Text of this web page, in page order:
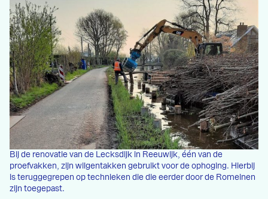
Bij de renovatie van de Lecksdijk in Reeuwijk, één van de
proefvakken, zijn wilgentakken gebruikt voor de ophoging. Hierbij
is teruggegrepen op technieken die die eerder door de Romeinen
zijn toegepast.